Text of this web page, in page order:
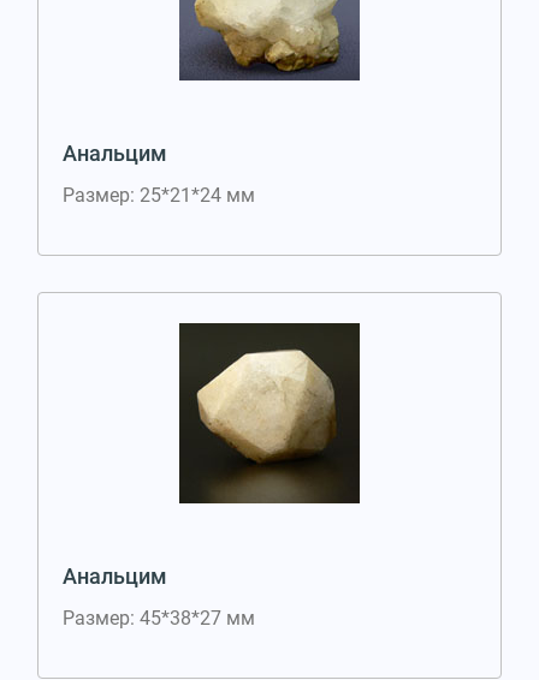
Анальцим
Размер: 25*21*24 мм
Анальцим
Размер: 45*38*27 мм